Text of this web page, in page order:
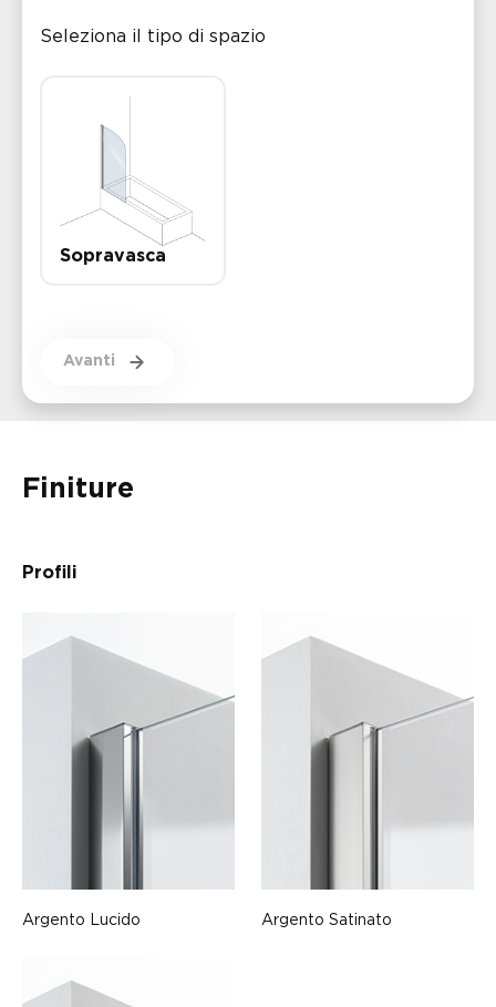
Seleziona il tipo di spazio
Sopravasca
Avanti
Finiture
Profili
Argento Lucido Argento Satinato